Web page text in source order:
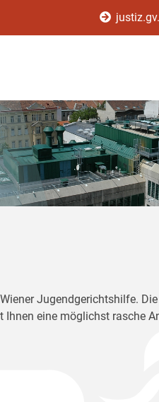
Jugendgerichtshilfe.
Ihnen eine möglichst rasche